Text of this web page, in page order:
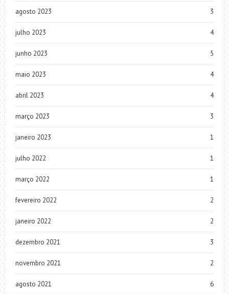
agosto 2023 3
julho 2023 4
junho 2023 5
maio 2023 4
abril 2023 4
março 2023 3
janeiro 2023 1
julho 2022 1
março 2022 1
fevereiro 2022 2
janeiro 2022 2
dezembro 2021 3
novembro 2021 2
agosto 2021 6